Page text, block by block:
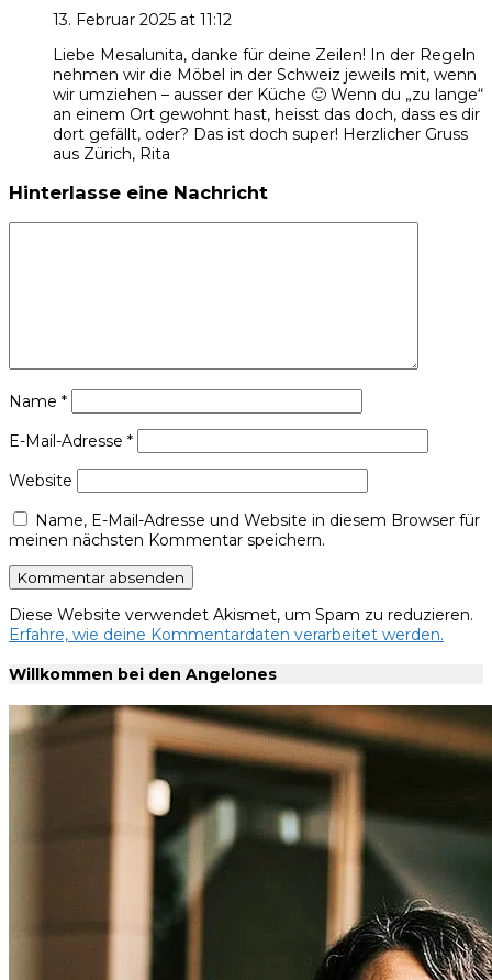
13. Februar 2025 at 11:12
Liebe Mesalunita, danke für deine Zeilen! In der Regeln
nehmen wir die Möbel in der Schweiz jeweils mit, wenn
wir umziehen – ausser der Küche 🙂 Wenn du „zu lange“
an einem Ort gewohnt hast, heisst das doch, dass es dir
dort gefällt, oder? Das ist doch super! Herzlicher Gruss
aus Zürich, Rita
Hinterlasse eine Nachricht
Name *
E-Mail-Adresse *
Website
Name, E-Mail-Adresse und Website in diesem Browser für
meinen nächsten Kommentar speichern.
Diese Website verwendet Akismet, um Spam zu reduzieren.
Erfahre, wie deine Kommentardaten verarbeitet werden.
Willkommen bei den Angelones